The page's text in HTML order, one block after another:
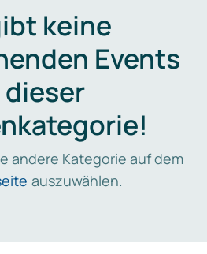
keine
Events
dieser
andere Kategorie auf dem
auszuwählen.